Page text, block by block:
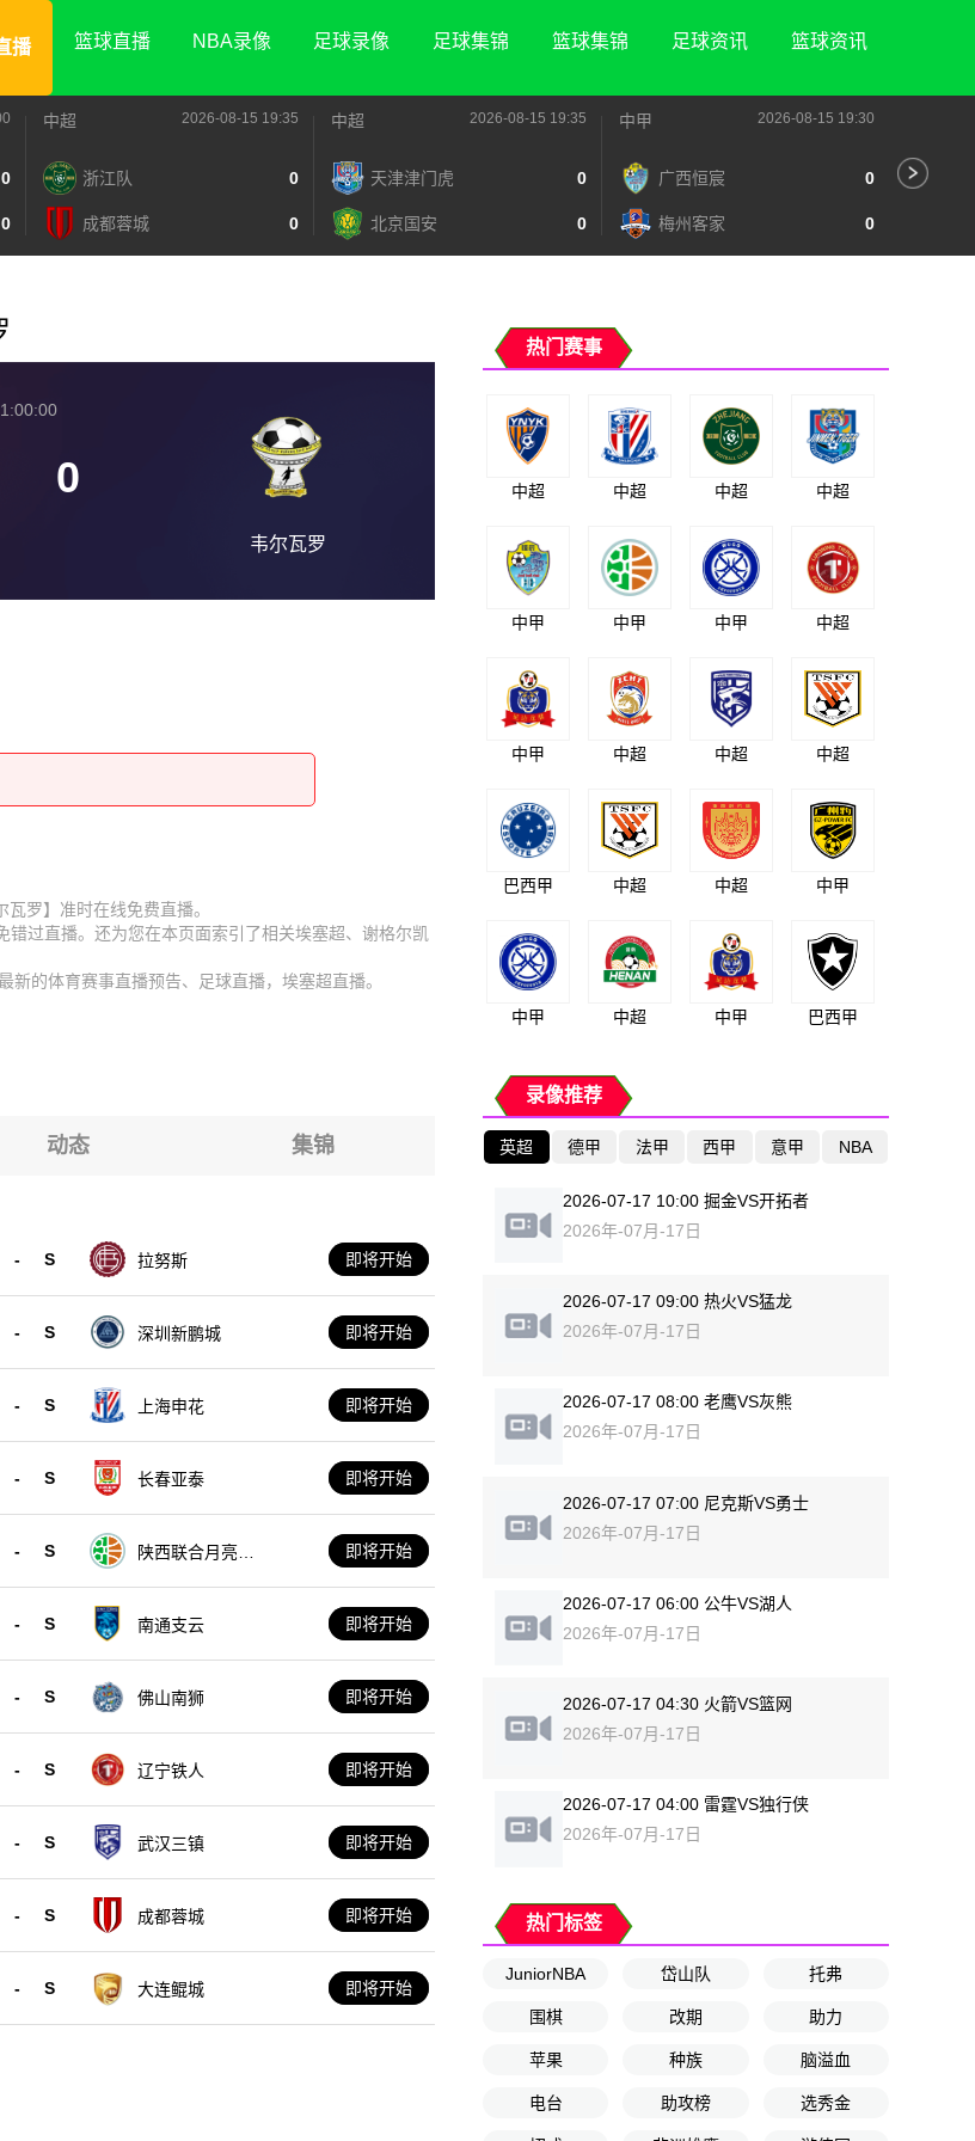
播 篮球直播 NBA录像 足球录像 足球集锦 篮球集锦 足球资讯 篮球资讯
0
0
中超 2026-08-15 19:35
浙江队 0
成都蓉城 0
中超 2026-08-15 19:35
天津津门虎 0
北京国安 0
中甲 2026-08-15 19:30
广西恒宸 0
梅州客家 0
0
韦尔瓦罗
罗】准时在线免费直播。
过直播。还为您在本页面索引了相关埃塞超、谢格尔凯
的体育赛事直播预告、足球直播，埃塞超直播。
动态 集锦
- S 拉努斯 即将开始
- S 深圳新鹏城 即将开始
- S 上海申花 即将开始
- S 长春亚泰 即将开始
- S
陕西联合月亮泊
即将开始
- S 南通支云 即将开始
- S 佛山南狮 即将开始
- S 辽宁铁人 即将开始
- S 武汉三镇 即将开始
- S 成都蓉城 即将开始
- S 大连鲲城 即将开始
热门赛事
中超 中超 中超 中超
中甲 中甲 中甲 中超
中甲 中超 中超 中超
巴西甲 中超 中超 中甲
中甲 中超 中甲 巴西甲
录像推荐
英超 德甲 法甲 西甲 意甲 NBA
2026-07-17 10:00 掘金VS开拓者
2026年-07月-17日
2026-07-17 09:00 热火VS猛龙
2026年-07月-17日
2026-07-17 08:00 老鹰VS灰熊
2026年-07月-17日
2026-07-17 07:00 尼克斯VS勇士
2026年-07月-17日
2026-07-17 06:00 公牛VS湖人
2026年-07月-17日
2026-07-17 04:30 火箭VS篮网
2026年-07月-17日
2026-07-17 04:00 雷霆VS独行侠
2026年-07月-17日
热门标签
JuniorNBA 岱山队 托弗
围棋 改期 助力
苹果 种族 脑溢血
电台 助攻榜 选秀金